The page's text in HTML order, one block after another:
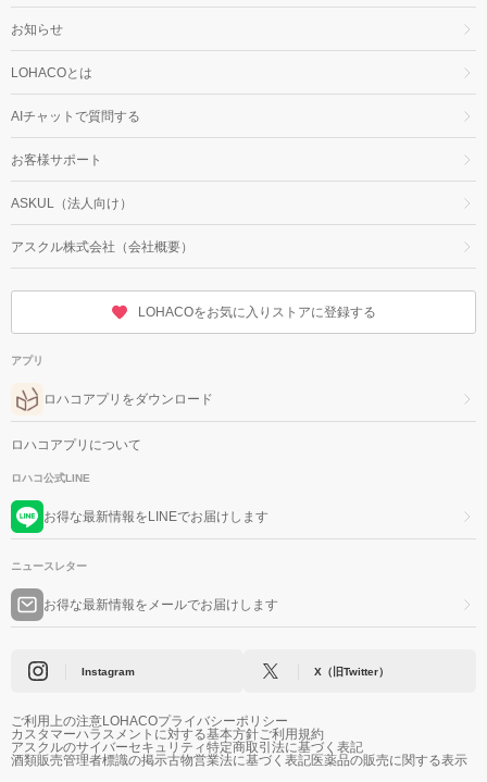
お知らせ
LOHACOとは
AIチャットで質問する
お客様サポート
ASKUL（法人向け）
アスクル株式会社（会社概要）
LOHACOをお気に入りストアに登録する
アプリ
ロハコアプリをダウンロード
ロハコアプリについて
ロハコ公式LINE
お得な最新情報をLINEでお届けします
ニュースレター
お得な最新情報をメールでお届けします
Instagram X（旧Twitter）
ご利用上の注意LOHACOプライバシーポリシー
カスタマーハラスメントに対する基本方針ご利用規約
アスクルのサイバーセキュリティ特定商取引法に基づく表記
酒類販売管理者標識の掲示古物営業法に基づく表記医薬品の販売に関する表示